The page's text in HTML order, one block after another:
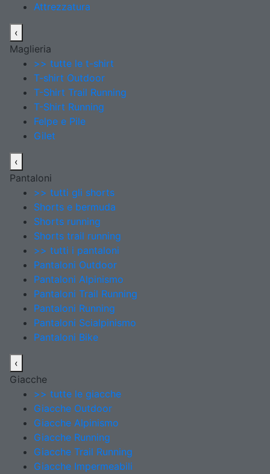
Attrezzatura
‹
Maglieria
>> tutte le t-shirt
T-shirt Outdoor
T-Shirt Trail Running
T-Shirt Running
Felpe e Pile
Gilet
‹
Pantaloni
>> tutti gli shorts
Shorts e bermuda
Shorts running
Shorts trail running
>> tutti i pantaloni
Pantaloni Outdoor
Pantaloni Alpinismo
Pantaloni Trail Running
Pantaloni Running
Pantaloni Scialpinismo
Pantaloni Bike
‹
Giacche
>> tutte le giacche
Giacche Outdoor
Giacche Alpinismo
Giacche Running
Giacche Trail Running
Giacche Impermeabili